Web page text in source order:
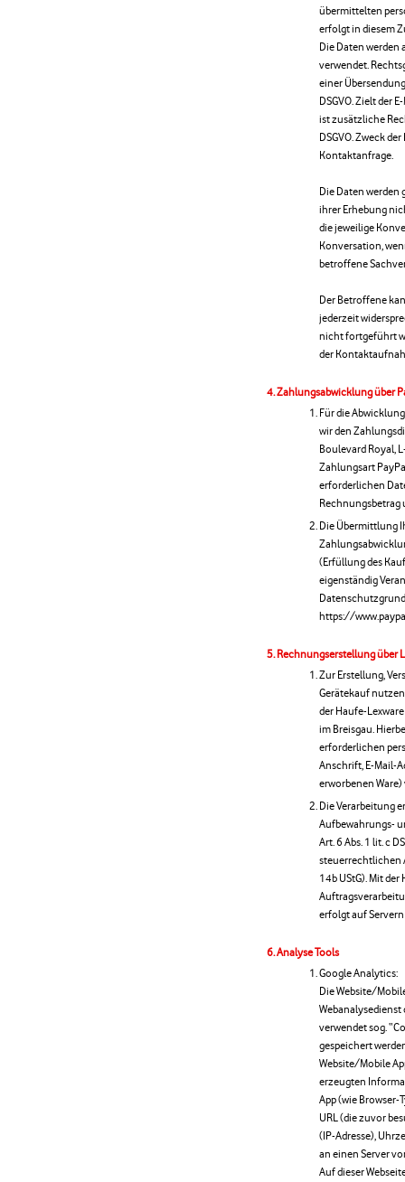
übermittelten
erfolgt in diesem
Die Daten
verwendet.
einer
DSGVO. Zielt der
ist zusätzliche
DSGVO. Zweck
Kontaktanfrage.
Die Daten werden
ihrer Erhebung
die jeweilige
Konversation,
betroffene
Der Betroffene
jederzeit
nicht fortgeführt
der
Zahlungsabwicklung über
Für die
wir den
Boulevard Royal,
Zahlungsart
erforderlichen
Rechnungsbetrag
Die Übermittlung
(Erfüllung des
eigenständig
https://
Rechnungserstellung über
Zur Erstellung,
Gerätekauf
der Haufe-
im Breisgau.
erforderlichen
Anschrift, E-Mail-
erworbenen
Die Verarbeitung
Aufbewahrungs-
Art. 6 Abs. 1 lit. c
steuerrechtlichen
14b UStG). Mit der
erfolgt auf
Analyse Tools
Google Analytics:
Die Website/
Webanalysedienst
verwendet sog.
gespeichert
Website/Mobile
erzeugten
App (wie Browser-
URL (die zuvor
(IP-Adresse),
an einen Server
Auf dieser